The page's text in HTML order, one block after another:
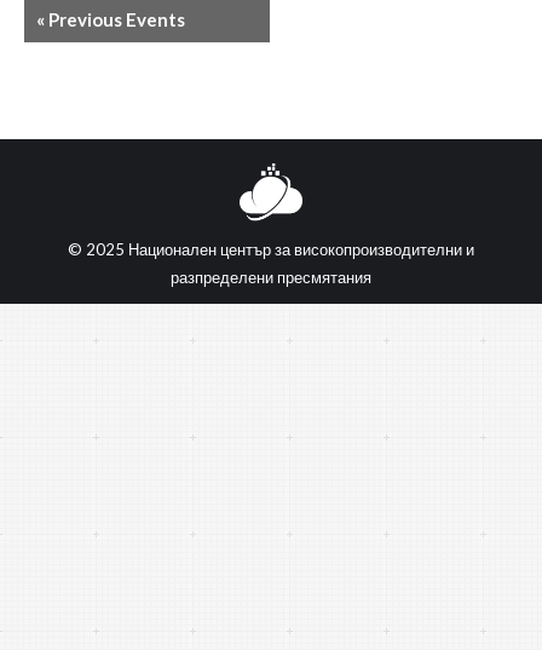
« Previous Events
© 2025 Национален център за високопроизводителни и
разпределени пресмятания